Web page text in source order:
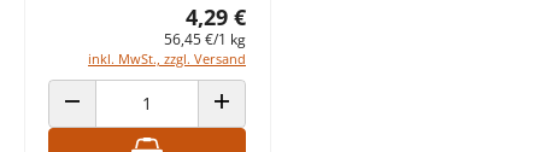
4,29 €
56,45 €/1 kg
inkl. MwSt., zzgl. Versand
ANZAHL VERRINGERN ANZAHL ERHÖHEN